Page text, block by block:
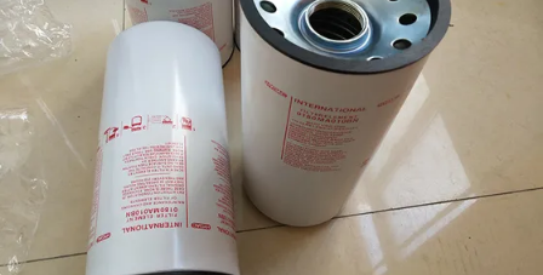
PRIVACY
POLICY